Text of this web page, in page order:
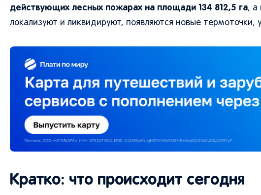
действующих лесных пожарах на площади 134 812,5 га, а
локализуют и ликвидируют, появляются новые
Кратко: что происходит сегодня